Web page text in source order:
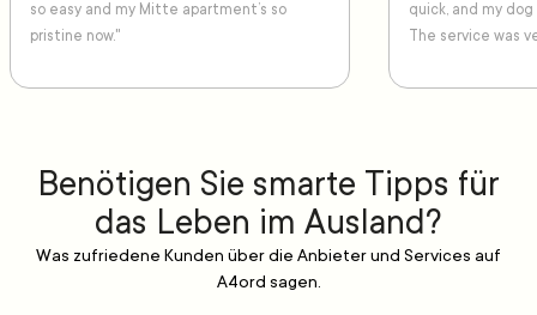
so easy and my Mitte apartment’s so
pristine now."
quick, and my
The service was
Benötigen Sie smarte Tipps für
das Leben im Ausland?
Was zufriedene Kunden über die Anbieter und Services auf
A4ord sagen.